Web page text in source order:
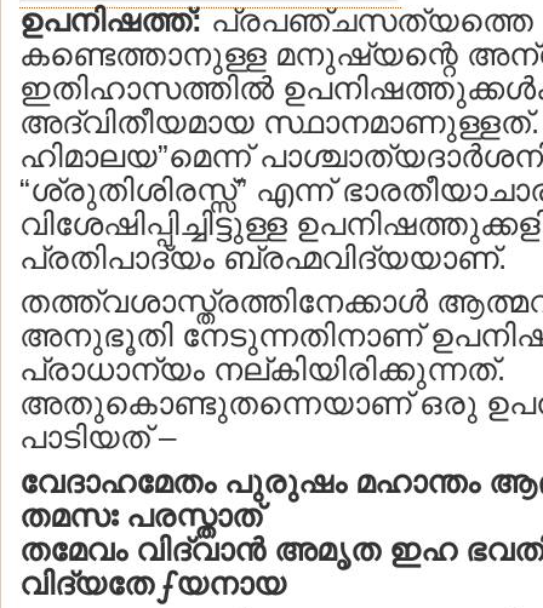
ഉപനിഷത്ത്:പ്രപഞ്ചസത്യത്തെ
കണ്ടെത്താനുള്ള മനുഷ്യന്റെ
ഇതിഹാസത്തില്‍
അദ്വിതീയമായ സ്ഥാനമാണുള്ളത്.
ഹിമാലയ”മെന്ന്
“ശ്രുതിശിരസ്സ്” എന്ന്
വിശേഷിപ്പിച്ചിട്ടുള്ള
പ്രതിപാദ്യം ബ്രഹ്മവിദ്യയാണ്.
തത്ത്വശാസ്ത്രത്തിനേക്കാള്‍
അനുഭൂതി നേടുന്നതിനാണ്
പ്രാധാന്യം നല്കിയിരിക്കുന്നത്.
അതുകൊണ്ടുതന്നെയാണ് ഒരു
പാടിയത് –
വേദാഹമേതം പുരുഷം മഹാന്തം
തമസഃ പരസ്താത്
തമേവം വിദ്വാന്‍ അമൃത ഇഹ
വിദ്യതേഽയനായ